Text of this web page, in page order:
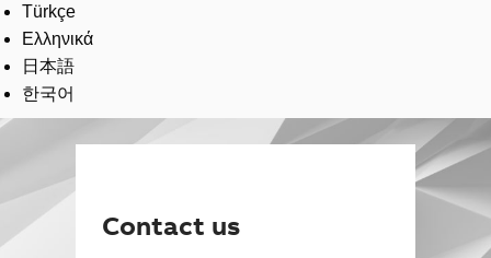
Türkçe
Ελληνικά
日本語
한국어
Contact us